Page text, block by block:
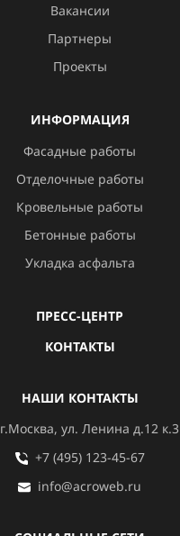
Вакансии
Партнеры
Проекты
ИНФОРМАЦИЯ
Фасадные работы
Отделочные работы
Кровельные работы
Бетонные работы
Укладка асфальта
ПРЕСС-ЦЕНТР
КОНТАКТЫ
НАШИ КОНТАКТЫ
г.Москва, ул. Ленина д.12 к.3
+7 (495) 123-45-67
info@acroweb.ru